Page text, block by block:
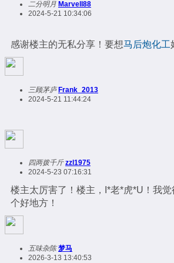
二分明月 Marvell88
2024-5-21 10:34:06
感谢楼主的无私分享！要想马后炮化工
三顾茅庐 Frank_2013
2024-5-21 11:44:24
四两拨千斤 zzl1975
2024-5-23 07:16:31
楼主太厉害了！楼主，I*老*虎*U！我觉
个好地方！
五味杂陈 梦马
2026-3-13 13:40:53